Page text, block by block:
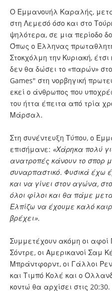
Ο Εμμανουήλ Καραλής,
στη Λεμεσό όσο και στο
ψηλότερα, σε μια περίοδο
Όπως ο Έλληνας
Στοκχόλμη την Κυριακή,
δεν θα δώσει το «παρών»
Games" στη νορβηγική
εκεί ο άνθρωπος που
του ήττα έπειτα από τρία
Μάρσαλ.
Στη συνέντευξη Τύπου, ο
επισήμανε: «Χάρηκα πολύ
ανατροπές κάνουν το σπορ
συναρπαστικό. Φυσικά έχω
και να γίνει στον αγώνα,
όλοι φίλοι και θα πάμε
Ελπίζω να έχουμε καλό
βρέχει».
Συμμετέχουν ακόμη οι αφοί
Σόντρε, οι Αμερικανοί Σαμ
Μπράντφορντ, οι Γάλλοι
και Τιμπό Κολέ και ο
κοντώ θα αρχίσει στις 20:30.